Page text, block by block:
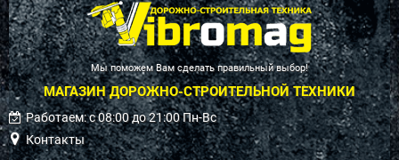
Мы поможем Вам сделать правильный выбор!
МАГАЗИН ДОРОЖНО-СТРОИТЕЛЬНОЙ ТЕХНИКИ
Работаем: c 08:00 до 21:00 Пн-Вс
Контакты